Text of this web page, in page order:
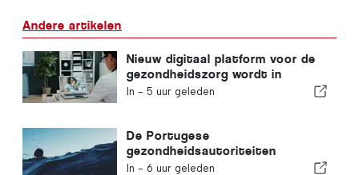
Andere artikelen
Nieuw digitaal platform voor de
gezondheidszorg wordt in
Portugal gelanceerd
In - 5 uur geleden
De Portugese
gezondheidsautoriteiten
waarschuwen voor de gevaren
In - 6 uur geleden